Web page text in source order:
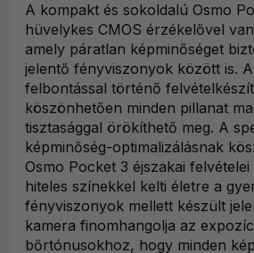
A kompakt és sokoldalú Osmo
hüvelykes CMOS érzékelővel
amely páratlan képminőséget
jelentő fényviszonyok között is.
felbontással történő
köszönhetően minden pillanat
tisztasággal örökíthető meg. A
képminőség-optimalizálásnak
Osmo Pocket 3 éjszakai felvételei
hiteles színekkel kelti életre a
fényviszonyok mellett készült
kamera finomhangolja az
bőrtónusokhoz, hogy minden